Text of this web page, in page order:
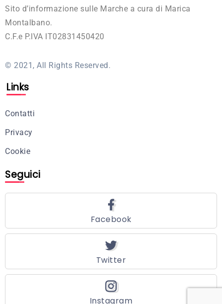
Sito d’informazione sulle Marche a cura di Marica
Montalbano.
C.F.e P.IVA IT02831450420
© 2021, All Rights Reserved.
Links
Contatti
Privacy
Cookie
Seguici
Facebook
Twitter
Instagram